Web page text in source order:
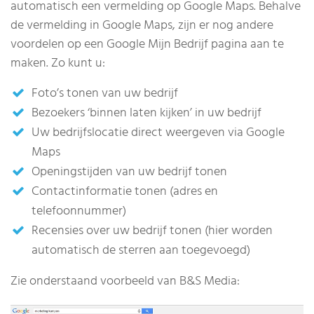
automatisch een vermelding op Google Maps. Behalve
de vermelding in Google Maps, zijn er nog andere
voordelen op een Google Mijn Bedrijf pagina aan te
maken. Zo kunt u:
Foto’s tonen van uw bedrijf
Bezoekers ‘binnen laten kijken’ in uw bedrijf
Uw bedrijfslocatie direct weergeven via Google
Maps
Openingstijden van uw bedrijf tonen
Contactinformatie tonen (adres en
telefoonnummer)
Recensies over uw bedrijf tonen (hier worden
automatisch de sterren aan toegevoegd)
Zie onderstaand voorbeeld van B&S Media: